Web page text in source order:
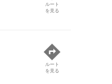
ルート
を見る
ルート
を見る